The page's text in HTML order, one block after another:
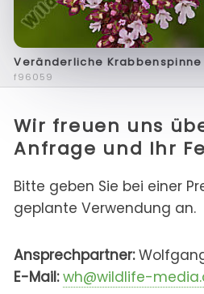
Veränderliche Krabbenspinne
f96059
Wir freuen uns
Anfrage und Ihr
Bitte geben Sie bei einer
geplante Verwendung an.
Ansprechpartner:
E-Mail: wh@wildlife-